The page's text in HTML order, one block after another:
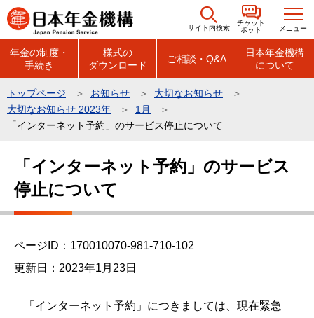
こ
の
サイト内検索
チャット
ボット
メニュー
年金の制度・
手続き
様式の
ダウンロード
ご相談・Q&A
日本年金機構
について
トップページ お知らせ
大切なお知らせ
大切なお知らせ 2023年
1月
「インターネット予約」のサービス停止について
「インターネット予約」のサービス
停止について
ページID：170010070-981-710-102
更新日：2023年1月23日
「インターネット予約」につきましては、現在緊急